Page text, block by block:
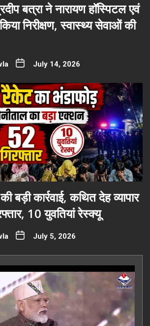
बत्रा ने नारायण हॉस्पिटल एवं
निरीक्षण, स्वास्थ्य सेवाओं की
July 14, 2026
बड़ी कार्रवाई, कथित देह व्यापार
10 युवतियां रेस्क्यू
July 5, 2026